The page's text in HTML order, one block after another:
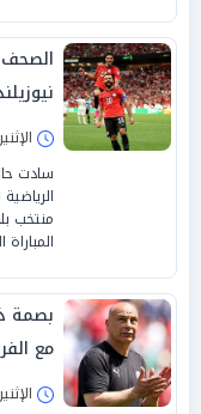
الصحف
الإثنين 22/يونيو/2026
سادت
بصمة
مع
الإثنين 22/يونيو/2026